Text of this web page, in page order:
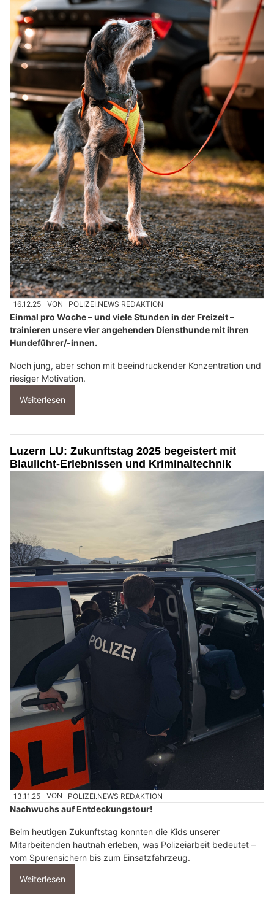
16.12.25 VON POLIZEI.NEWS REDAKTION
Einmal pro Woche – und viele Stunden in der Freizeit –
trainieren unsere vier angehenden Diensthunde mit ihren
Hundeführer/-innen.
Noch jung, aber schon mit beeindruckender Konzentration und
riesiger Motivation.
Weiterlesen
Luzern LU: Zukunftstag 2025 begeistert mit
Blaulicht-Erlebnissen und Kriminaltechnik
13.11.25 VON POLIZEI.NEWS REDAKTION
Nachwuchs auf Entdeckungstour!
Beim heutigen Zukunftstag konnten die Kids unserer
Mitarbeitenden hautnah erleben, was Polizeiarbeit bedeutet –
vom Spurensichern bis zum Einsatzfahrzeug.
Weiterlesen